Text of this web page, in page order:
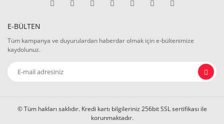
E-BÜLTEN
Tüm kampanya ve duyurulardan haberdar olmak için e-bültenimize
kaydolunuz.
© Tüm hakları saklıdır. Kredi kartı bilgileriniz 256bit SSL sertifikası ile
korunmaktadır.